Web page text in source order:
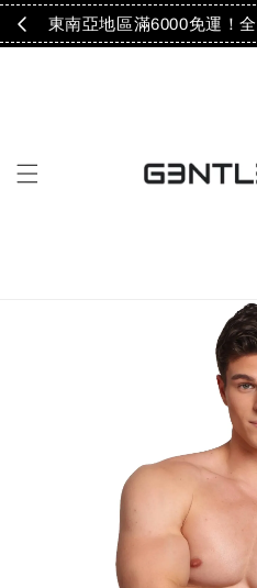
！ 東南亞地區滿6000免運！